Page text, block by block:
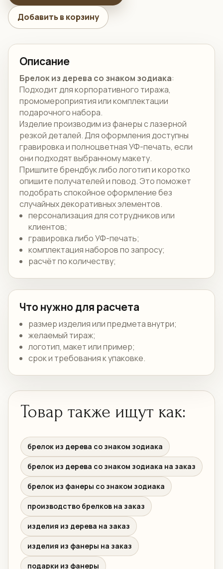
Добавить в корзину
Описание
Брелок из дерева со знаком зодиака:
Подходит для корпоративного тиража,
промомероприятия или комплектации
подарочного набора.
Изделие производим из фанеры с лазерной
резкой деталей. Для оформления доступны
гравировка и полноцветная УФ-печать, если
они подходят выбранному макету.
Пришлите брендбук либо логотип и коротко
опишите получателей и повод. Это поможет
подобрать спокойное оформление без
случайных декоративных элементов.
персонализация для сотрудников или
клиентов;
гравировка либо УФ-печать;
комплектация наборов по запросу;
расчёт по количеству;
Что нужно для расчета
размер изделия или предмета внутри;
желаемый тираж;
логотип, макет или пример;
срок и требования к упаковке.
Товар также ищут как:
брелок из дерева со знаком зодиака
брелок из дерева со знаком зодиака на заказ
брелок из фанеры со знаком зодиака
производство брелков на заказ
изделия из дерева на заказ
изделия из фанеры на заказ
подарки из фанеры